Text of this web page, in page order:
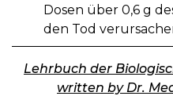
Dosen über 0,6 g
den Tod
Lehrbuch der
written by Dr.